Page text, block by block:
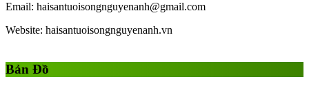
Email: haisantuoisongnguyenanh@gmail.com
Website: haisantuoisongnguyenanh.vn
Bản Đồ